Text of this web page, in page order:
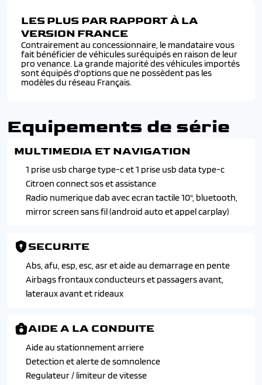
LES PLUS PAR RAPPORT À LA
VERSION FRANCE
Contrairement au concessionnaire, le mandataire vous
fait bénéficier de véhicules suréquipés en raison de leur
pro venance. La grande majorité des véhicules importés
sont équipés d'options que ne possèdent pas les
modèles du réseau Français.
Equipements de série
MULTIMEDIA ET NAVIGATION
1 prise usb charge type-c et 1 prise usb data type-c
Citroen connect sos et assistance
Radio numerique dab avec ecran tactile 10", bluetooth,
mirror screen sans fil (android auto et appel carplay)
SECURITE
Abs, afu, esp, esc, asr et aide au demarrage en pente
Airbags frontaux conducteurs et passagers avant,
lateraux avant et rideaux
AIDE A LA CONDUITE
Aide au stationnement arriere
Detection et alerte de somnolence
Regulateur / limiteur de vitesse